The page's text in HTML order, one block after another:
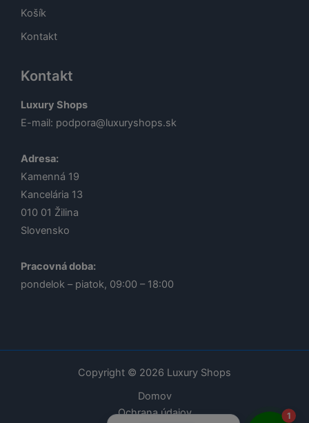
Košík
Kontakt
Kontakt
Luxury Shops
E-mail: podpora@luxuryshops.sk
Adresa:
Kamenná 19
Kancelária 13
010 01 Žilina
Slovensko
Pracovná doba:
pondelok – piatok, 09:00 – 18:00
Copyright © 2026 Luxury Shops
Domov
Ochrana údajov
1